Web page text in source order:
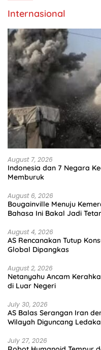
Internasional
August 7, 2026
Indonesia dan 7 Negara
Memburuk
August 6, 2026
Bougainville Menuju
Bahasa Ini Bakal Jadi
August 4, 2026
AS Rencanakan Tutup
Global Dipangkas
August 2, 2026
Netanyahu Ancam
di Luar Negeri
July 30, 2026
AS Balas Serangan Iran
Wilayah Diguncang
July 27, 2026